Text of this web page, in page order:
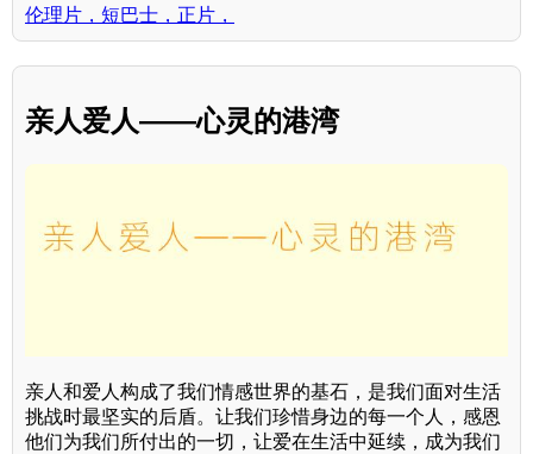
伦理片，短巴士，正片，
亲人爱人——心灵的港湾
亲人和爱人构成了我们情感世界的基石，是我们面对生活
挑战时最坚实的后盾。让我们珍惜身边的每一个人，感恩
他们为我们所付出的一切，让爱在生活中延续，成为我们